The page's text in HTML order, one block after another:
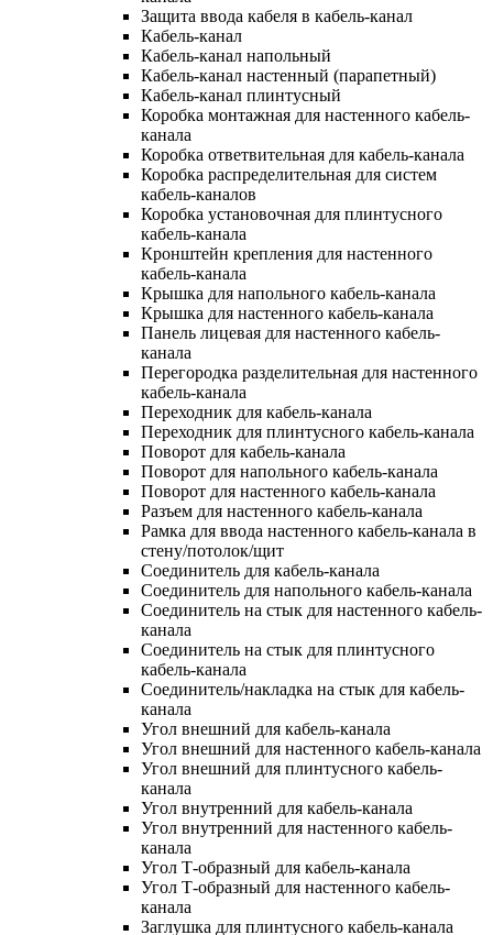
Защита ввода кабеля в кабель-канал
Кабель-канал
Кабель-канал напольный
Кабель-канал настенный (парапетный)
Кабель-канал плинтусный
Коробка монтажная для настенного кабель-
канала
Коробка ответвительная для кабель-канала
Коробка распределительная для систем
кабель-каналов
Коробка установочная для плинтусного
кабель-канала
Кронштейн крепления для настенного
кабель-канала
Крышка для напольного кабель-канала
Крышка для настенного кабель-канала
Панель лицевая для настенного кабель-
канала
Перегородка разделительная для настенного
кабель-канала
Переходник для кабель-канала
Переходник для плинтусного кабель-канала
Поворот для кабель-канала
Поворот для напольного кабель-канала
Поворот для настенного кабель-канала
Разъем для настенного кабель-канала
Рамка для ввода настенного кабель-канала в
стену/потолок/щит
Соединитель для кабель-канала
Соединитель для напольного кабель-канала
Соединитель на стык для настенного кабель-
канала
Соединитель на стык для плинтусного
кабель-канала
Соединитель/накладка на стык для кабель-
канала
Угол внешний для кабель-канала
Угол внешний для настенного кабель-канала
Угол внешний для плинтусного кабель-
канала
Угол внутренний для кабель-канала
Угол внутренний для настенного кабель-
канала
Угол Т-образный для кабель-канала
Угол Т-образный для настенного кабель-
канала
Заглушка для плинтусного кабель-канала